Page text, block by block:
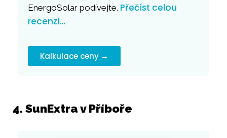
EnergoSolar podívejte. Přečíst celou
recenzi…
Kalkulace ceny →
4. SunExtra v Příboře